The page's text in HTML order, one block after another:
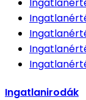
Ingatlanirodák